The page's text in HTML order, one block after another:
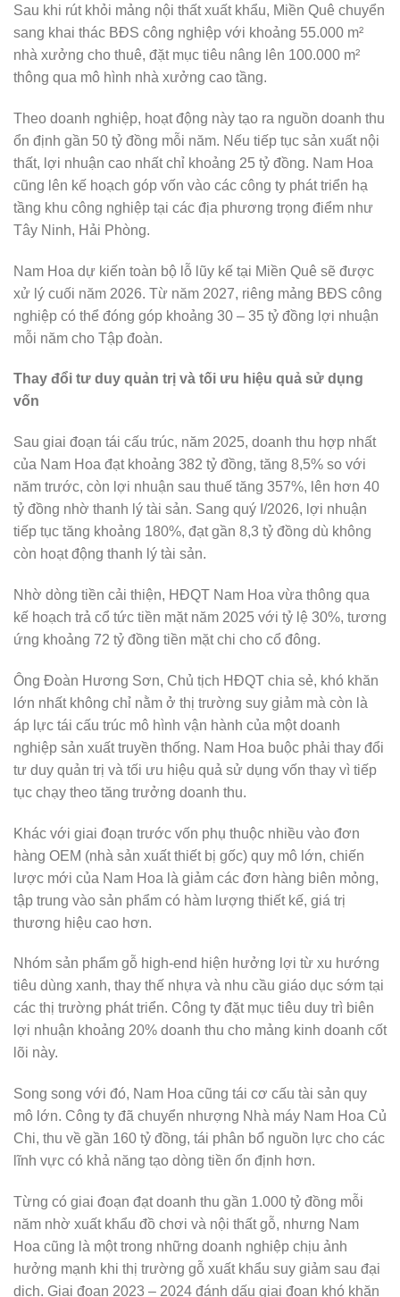
Sau khi rút khỏi mảng nội thất xuất khẩu, Miền Quê chuyển
sang khai thác BĐS công nghiệp với khoảng 55.000 m²
nhà xưởng cho thuê, đặt mục tiêu nâng lên 100.000 m²
thông qua mô hình nhà xưởng cao tầng.
Theo doanh nghiệp, hoạt động này tạo ra nguồn doanh thu
ổn định gần 50 tỷ đồng mỗi năm. Nếu tiếp tục sản xuất nội
thất, lợi nhuận cao nhất chỉ khoảng 25 tỷ đồng. Nam Hoa
cũng lên kế hoạch góp vốn vào các công ty phát triển hạ
tầng khu công nghiệp tại các địa phương trọng điểm như
Tây Ninh, Hải Phòng.
Nam Hoa dự kiến toàn bộ lỗ lũy kế tại Miền Quê sẽ được
xử lý cuối năm 2026. Từ năm 2027, riêng mảng BĐS công
nghiệp có thể đóng góp khoảng 30 – 35 tỷ đồng lợi nhuận
mỗi năm cho Tập đoàn.
Thay đổi tư duy quản trị và tối ưu hiệu quả sử dụng
vốn
Sau giai đoạn tái cấu trúc, năm 2025, doanh thu hợp nhất
của Nam Hoa đạt khoảng 382 tỷ đồng, tăng 8,5% so với
năm trước, còn lợi nhuận sau thuế tăng 357%, lên hơn 40
tỷ đồng nhờ thanh lý tài sản. Sang quý I/2026, lợi nhuận
tiếp tục tăng khoảng 180%, đạt gần 8,3 tỷ đồng dù không
còn hoạt động thanh lý tài sản.
Nhờ dòng tiền cải thiện, HĐQT Nam Hoa vừa thông qua
kế hoạch trả cổ tức tiền mặt năm 2025 với tỷ lệ 30%, tương
ứng khoảng 72 tỷ đồng tiền mặt chi cho cổ đông.
Ông Đoàn Hương Sơn, Chủ tịch HĐQT chia sẻ, khó khăn
lớn nhất không chỉ nằm ở thị trường suy giảm mà còn là
áp lực tái cấu trúc mô hình vận hành của một doanh
nghiệp sản xuất truyền thống. Nam Hoa buộc phải thay đổi
tư duy quản trị và tối ưu hiệu quả sử dụng vốn thay vì tiếp
tục chạy theo tăng trưởng doanh thu.
Khác với giai đoạn trước vốn phụ thuộc nhiều vào đơn
hàng OEM (nhà sản xuất thiết bị gốc) quy mô lớn, chiến
lược mới của Nam Hoa là giảm các đơn hàng biên mỏng,
tập trung vào sản phẩm có hàm lượng thiết kế, giá trị
thương hiệu cao hơn.
Nhóm sản phẩm gỗ high-end hiện hưởng lợi từ xu hướng
tiêu dùng xanh, thay thế nhựa và nhu cầu giáo dục sớm tại
các thị trường phát triển. Công ty đặt mục tiêu duy trì biên
lợi nhuận khoảng 20% doanh thu cho mảng kinh doanh cốt
lõi này.
Song song với đó, Nam Hoa cũng tái cơ cấu tài sản quy
mô lớn. Công ty đã chuyển nhượng Nhà máy Nam Hoa Củ
Chi, thu về gần 160 tỷ đồng, tái phân bổ nguồn lực cho các
lĩnh vực có khả năng tạo dòng tiền ổn định hơn.
Từng có giai đoạn đạt doanh thu gần 1.000 tỷ đồng mỗi
năm nhờ xuất khẩu đồ chơi và nội thất gỗ, nhưng Nam
Hoa cũng là một trong những doanh nghiệp chịu ảnh
hưởng mạnh khi thị trường gỗ xuất khẩu suy giảm sau đại
dịch. Giai đoạn 2023 – 2024 đánh dấu giai đoạn khó khăn